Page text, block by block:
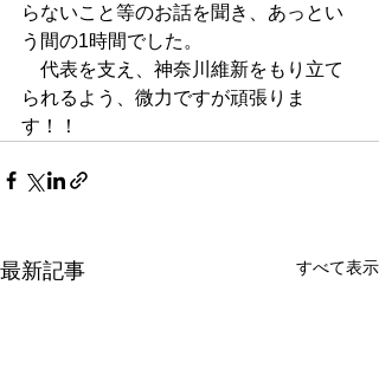
らないこと等のお話を聞き、あっとい
う間の1時間でした。
代表を支え、神奈川維新をもり立て
られるよう、微力ですが頑張りま
す！！
最新記事 すべて表示